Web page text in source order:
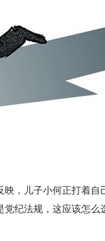
，儿子小何正打着
纪法规，这应该怎么